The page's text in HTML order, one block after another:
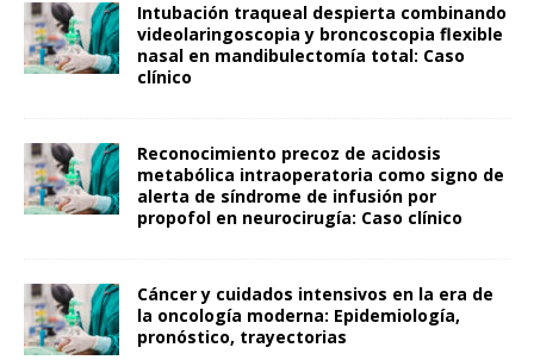
Intubación traqueal despierta combinando
videolaringoscopia y broncoscopia flexible
nasal en mandibulectomía total: Caso
clínico
Reconocimiento precoz de acidosis
metabólica intraoperatoria como signo de
alerta de síndrome de infusión por
propofol en neurocirugía: Caso clínico
Cáncer y cuidados intensivos en la era de
la oncología moderna: Epidemiología,
pronóstico, trayectorias